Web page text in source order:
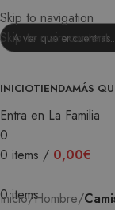
Skip to navigation
Skip to main content
INICIOTIENDAMÁS
Entra en La Familia
0
0 items / 0,00€
0items
Inicio Hombre